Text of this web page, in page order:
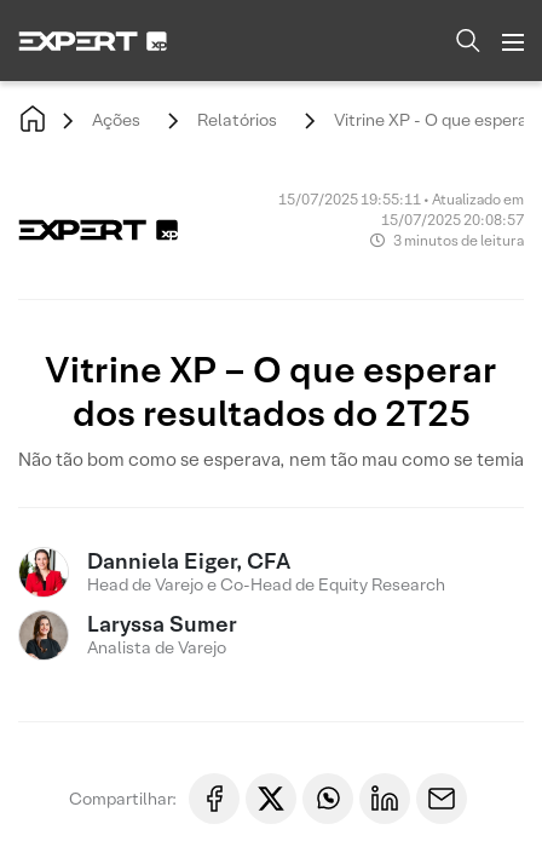
Ações Relatórios Vitrine XP - O que esperar
15/07/2025 19:55:11 • Atualizado em
15/07/2025 20:08:57
3 minutos de leitura
Vitrine XP – O que esperar
dos resultados do 2T25
Não tão bom como se esperava, nem tão mau como se temia
Danniela Eiger, CFA
Head de Varejo e Co-Head de Equity Research
Laryssa Sumer
Analista de Varejo
Compartilhar: